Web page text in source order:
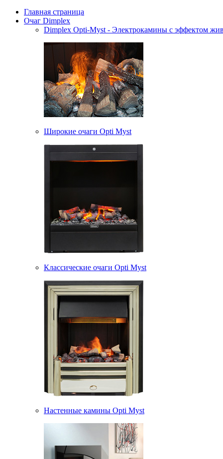
Главная страница
Очаг Dimplex
Dimplex Opti-Myst - Электрокамины с эффектом
Широкие очаги Opti Myst
Классические очаги Opti Myst
Настенные камины Opti Myst